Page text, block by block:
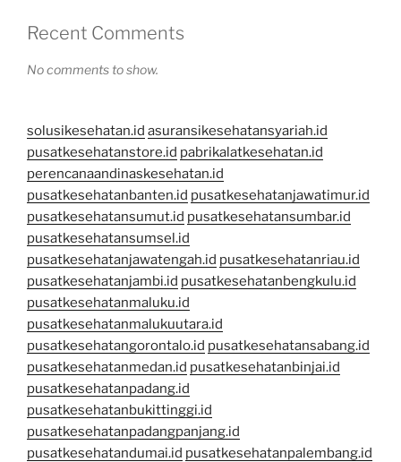
Recent Comments
No comments to show.
solusikesehatan.id asuransikesehatansyariah.id
pusatkesehatanstore.id pabrikalatkesehatan.id
perencanaandinaskesehatan.id
pusatkesehatanbanten.id pusatkesehatanjawatimur.id
pusatkesehatansumut.id pusatkesehatansumbar.id
pusatkesehatansumsel.id
pusatkesehatanjawatengah.id pusatkesehatanriau.id
pusatkesehatanjambi.id pusatkesehatanbengkulu.id
pusatkesehatanmaluku.id
pusatkesehatanmalukuutara.id
pusatkesehatangorontalo.id pusatkesehatansabang.id
pusatkesehatanmedan.id pusatkesehatanbinjai.id
pusatkesehatanpadang.id
pusatkesehatanbukittinggi.id
pusatkesehatanpadangpanjang.id
pusatkesehatandumai.id pusatkesehatanpalembang.id